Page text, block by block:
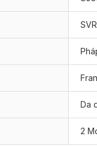
SVR
Da
2